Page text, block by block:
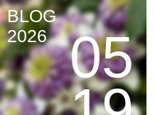
BLOG
2026
05